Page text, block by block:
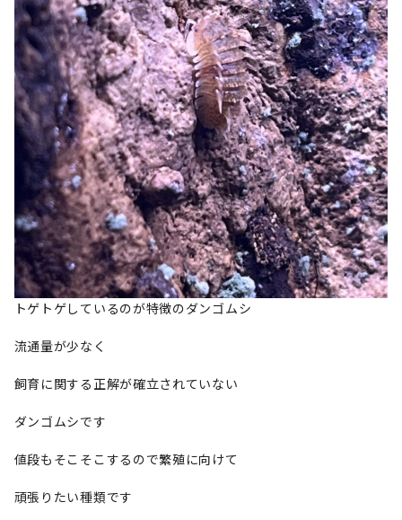
トゲトゲしているのが特徴のダンゴムシ
流通量が少なく
飼育に関する正解が確立されていない
ダンゴムシです
値段もそこそこするので繁殖に向けて
頑張りたい種類です